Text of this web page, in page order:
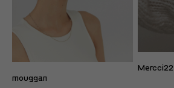
mouggan
Mercci22